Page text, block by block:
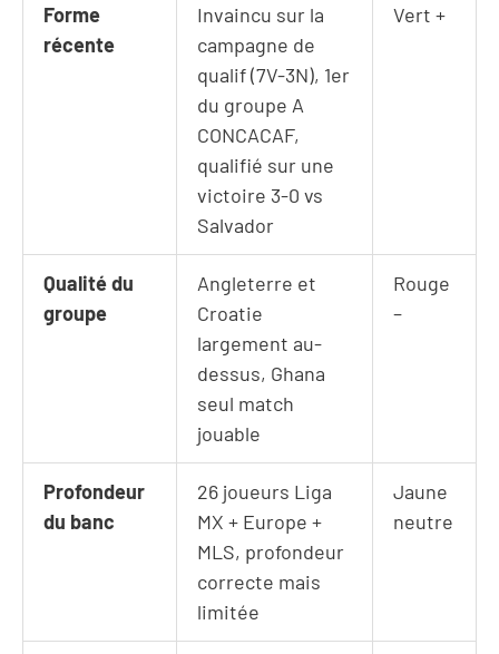
Forme
récente
Invaincu sur la
campagne de
qualif (7V-3N), 1er
du groupe A
CONCACAF,
qualifié sur une
victoire 3-0 vs
Salvador
Vert +
Qualité du
groupe
Angleterre et
Croatie
largement au-
dessus, Ghana
seul match
jouable
Rouge
–
Profondeur
du banc
26 joueurs Liga
MX + Europe +
MLS, profondeur
correcte mais
limitée
Jaune
neutre